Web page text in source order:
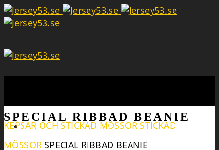
Search
SPECIAL RIBBAD BEANIE
KEPSAR OCH STICKAD MÖSSOR STICKAD
MÖSSOR SPECIAL RIBBAD BEANIE